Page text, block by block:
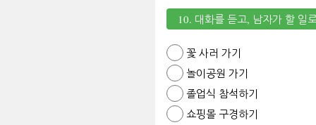
10. 대화를 듣고, 남자가 할 일
꽃 사러 가기
놀이공원 가기
졸업식 참석하기
쇼핑몰 구경하기